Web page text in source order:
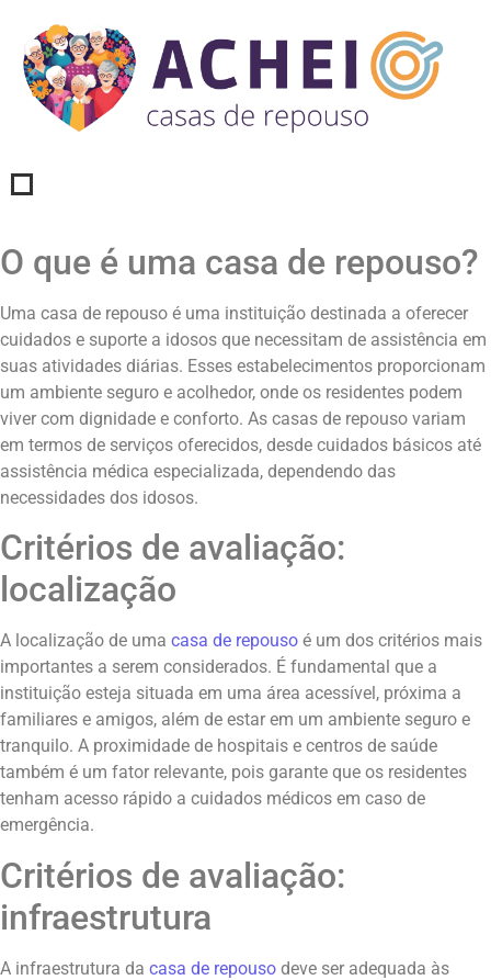
O que é uma casa de repouso?
Uma casa de repouso é uma instituição destinada a oferecer
cuidados e suporte a idosos que necessitam de assistência em
suas atividades diárias. Esses estabelecimentos proporcionam
um ambiente seguro e acolhedor, onde os residentes podem
viver com dignidade e conforto. As casas de repouso variam
em termos de serviços oferecidos, desde cuidados básicos até
assistência médica especializada, dependendo das
necessidades dos idosos.
Critérios de avaliação:
localização
A localização de uma casa de repouso é um dos critérios mais
importantes a serem considerados. É fundamental que a
instituição esteja situada em uma área acessível, próxima a
familiares e amigos, além de estar em um ambiente seguro e
tranquilo. A proximidade de hospitais e centros de saúde
também é um fator relevante, pois garante que os residentes
tenham acesso rápido a cuidados médicos em caso de
emergência.
Critérios de avaliação:
infraestrutura
A infraestrutura da casa de repouso deve ser adequada às